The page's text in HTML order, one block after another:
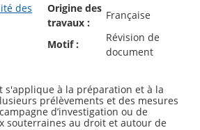
des
Origine des
travaux :
Française
Motif :
Révision de
document
s'applique à la préparation et à la
prélèvements et des mesures
d’investigation ou de
souterraines au droit et autour de